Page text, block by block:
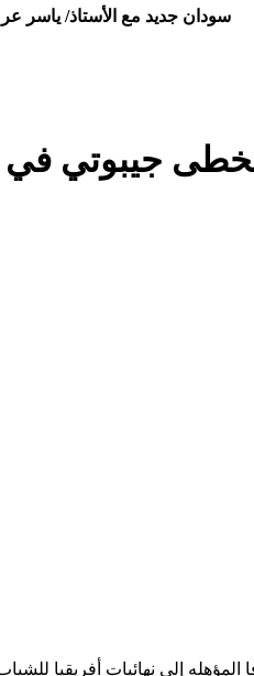
سودان جديد مع الأستاذ/ ياسر
جيبوتي